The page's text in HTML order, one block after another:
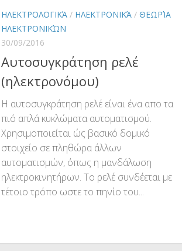
ΗΛΕΚΤΡΟΛΟΓΙΚΆ / ΗΛΕΚΤΡΟΝΙΚΆ / ΘΕΩΡΊΑ
ΗΛΕΚΤΡΟΝΙΚΏΝ
30/09/2016
Αυτοσυγκράτηση ρελέ
(ηλεκτρονόμου)
Η αυτοσυγκράτηση ρελέ είναι ένα απο τα
πιό απλά κυκλώματα αυτοματισμού.
Χρησιμοποιείται ώς βασικό δομικό
στοιχείο σε πληθώρα άλλων
αυτοματισμών, όπως η μανδάλωση
ηλεκτροκινητήρων. Το ρελέ συνδέεται με
τέτοιο τρόπο ωστε το πηνίο του...